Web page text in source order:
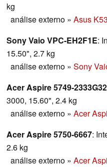
kg
análise externo » Asus
Sony Vaio VPC-EH2F1E:
15.50", 2.7 kg
análise externo » Sony
Acer Aspire 5749-
3000, 15.60", 2.4 kg
análise externo » Acer
Acer Aspire 5750-6667:
2.6 kg
análise externo » Acer